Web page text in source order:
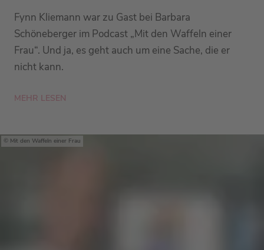
Fynn Kliemann war zu Gast bei Barbara
Schöneberger im Podcast „Mit den Waffeln einer
Frau“. Und ja, es geht auch um eine Sache, die er
nicht kann.
MEHR LESEN
Mit den Waffeln einer Frau